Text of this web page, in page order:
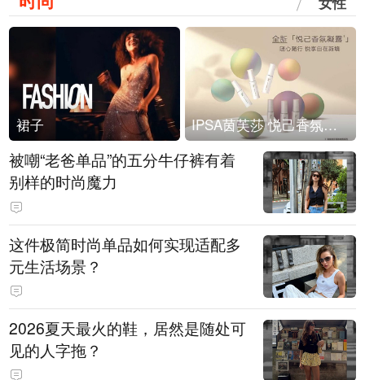
裙子 IPSA茵芙莎 悦己香氛凝露上市
被嘲“老爸单品”的五分牛仔裤有着
别样的时尚魔力
这件极简时尚单品如何实现适配多
元生活场景？
2026夏天最火的鞋，居然是随处可
见的人字拖？